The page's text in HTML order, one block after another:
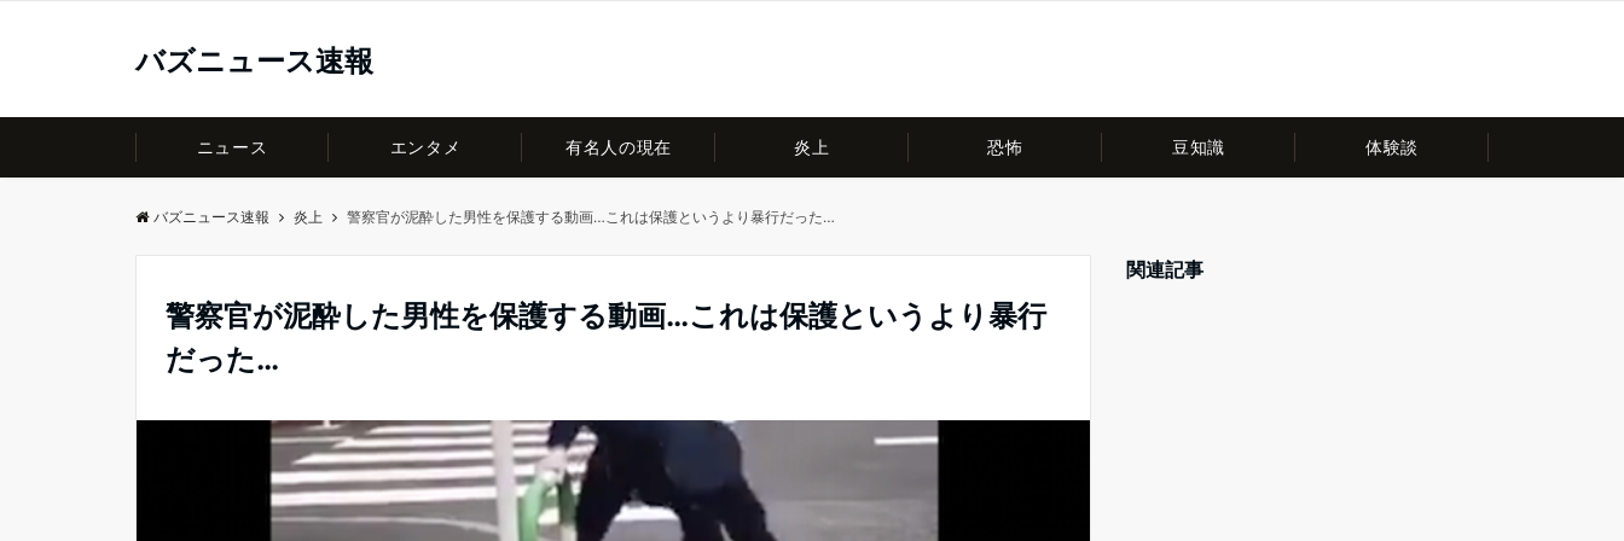
バズニュース速報
ニュース エンタメ 有名人の現在 炎上 恐怖 豆知識 体験談
バズニュース速報 炎上 警察官が泥酔した男性を保護する動画…これは保護というより暴行だった…
警察官が泥酔した男性を保護する動画…これは保護というより暴行
だった…
関連記事